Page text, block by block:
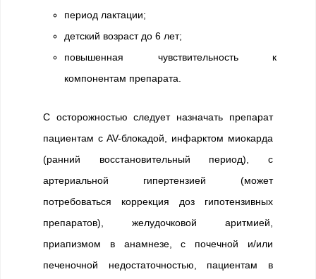
период лактации;
детский возраст до 6 лет;
повышенная чувствительность к
компонентам препарата.
С осторожностью следует назначать препарат
пациентам с AV-блокадой, инфарктом миокарда
(ранний восстановительный период), с
артериальной гипертензией (может
потребоваться коррекция доз гипотензивных
препаратов), желудочковой аритмией,
приапизмом в анамнезе, с почечной и/или
печеночной недостаточностью, пациентам в